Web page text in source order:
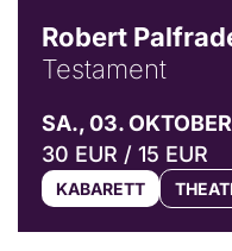
Robert
Testament
SA., 03.
30 EUR / 15 EUR
KABARETT